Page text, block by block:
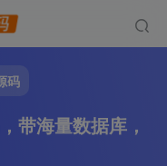
码
带海量数据库，